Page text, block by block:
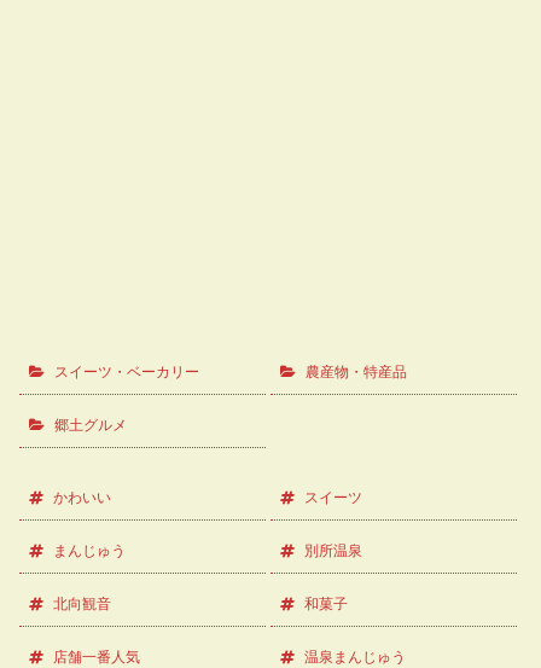
スイーツ・ベーカリー 農産物・特産品
郷土グルメ
かわいい スイーツ
まんじゅう 別所温泉
北向観音 和菓子
店舗一番人気 温泉まんじゅう